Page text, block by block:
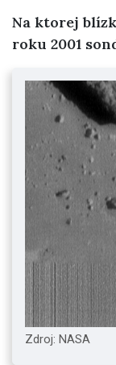
Na ktorej
roku 2001
Zdroj: NASA